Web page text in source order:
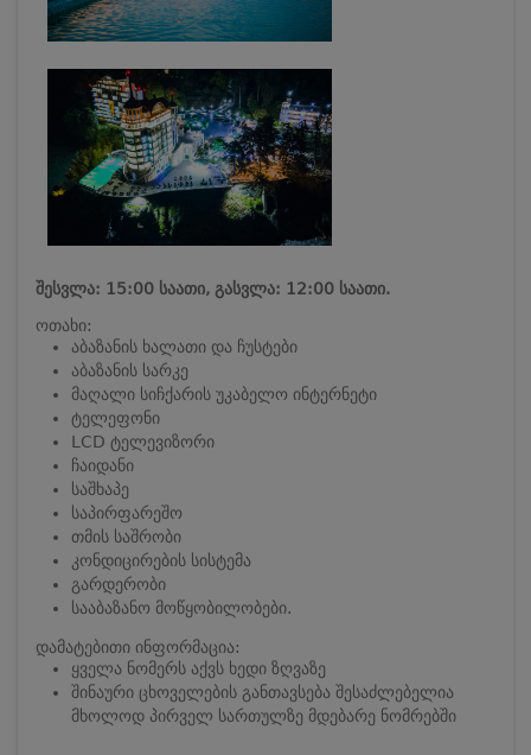
შესვლა: 15:00 საათი, გასვლა: 12:00 საათი.
ოთახი:
აბაზანის ხალათი და ჩუსტები
აბაზანის სარკე
მაღალი სიჩქარის უკაბელო ინტერნეტი
ტელეფონი
LCD ტელევიზორი
ჩაიდანი
საშხაპე
საპირფარეშო
თმის საშრობი
კონდიცირების სისტემა
გარდერობი
სააბაზანო მოწყობილობები.
დამატებითი ინფორმაცია:
ყველა ნომერს აქვს ხედი ზღვაზე
შინაური ცხოველების განთავსება შესაძლებელია
მხოლოდ პირველ სართულზე მდებარე ნომრებში